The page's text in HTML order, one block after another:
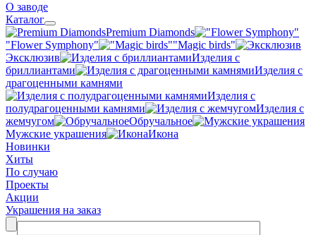
О заводе
Каталог
Premium Diamonds
"Flower Symphony"
"Magic birds"
Эксклюзив
Изделия с
бриллиантами
Изделия с
драгоценными камнями
Изделия с
полудрагоценными камнями
Изделия с
жемчугом
Обручальное
Мужские украшения
Икона
Новинки
Хиты
По случаю
Проекты
Акции
Украшения на заказ